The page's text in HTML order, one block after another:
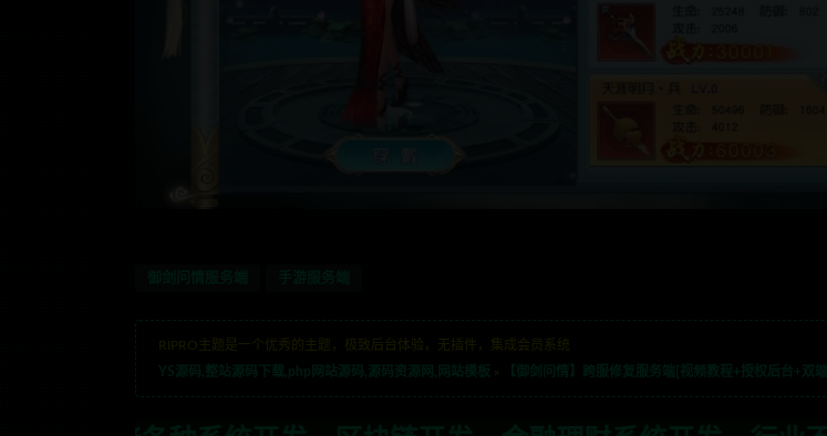
RIPRO主题是一个优秀的主题，极致后台体验，无插件，集成会员系统
YS源码,整站源码下载,php网站源码,源码资源网,网站模板
【御剑问情】跨服修复服务端[视频教程+授权后台+双端]